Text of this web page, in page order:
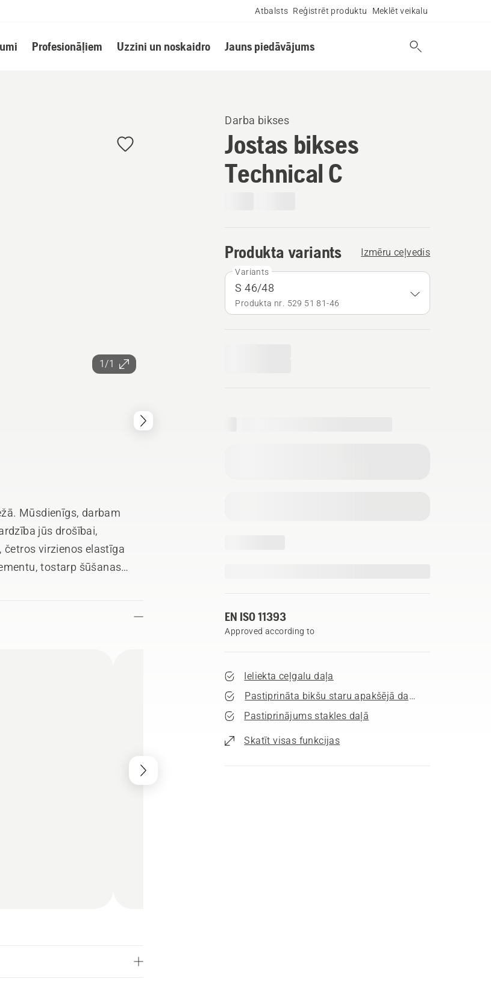
Atbalsts Reģistrēt produktu Meklēt veikalu
Profesionāļiem Uzzini un noskaidro Jauns piedāvājums
1/1
Darba bikses
Jostas bikses
Technical C
Produkta variants Izmēru ceļvedis
Variants
S 46/48
Produkta nr. 529 51 81‑46
EN ISO 11393
Approved according to
Ieliekta ceļgalu daļa
Pastiprināta bikšu staru apakšējā daļa
Pastiprinājums stakles daļā
Skatīt visas funkcijas
Mūsdienīgs, darbam
jūs drošībai,
virzienos elastīga
tostarp šūšanas